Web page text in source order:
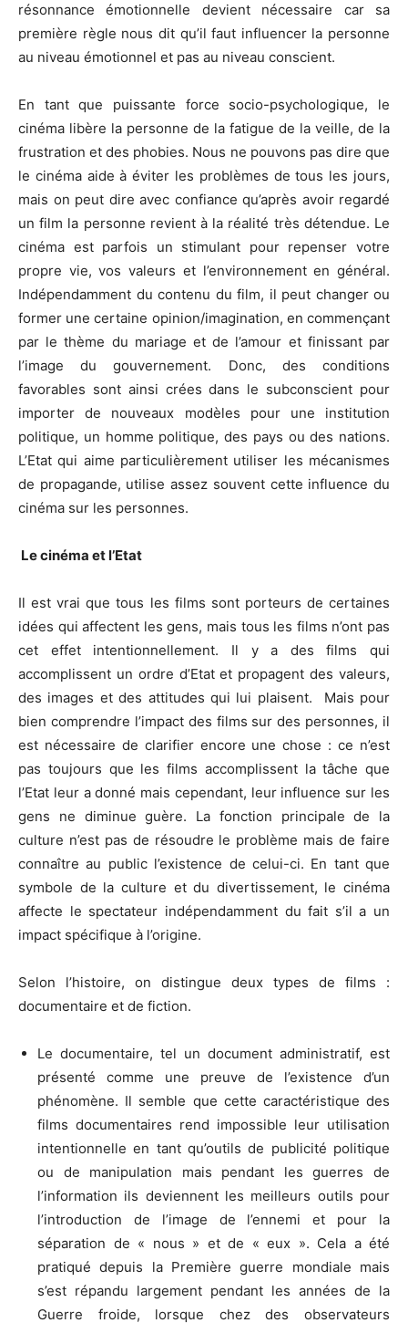
résonnance émotionnelle devient nécessaire car sa
première règle nous dit qu’il faut influencer la personne
au niveau émotionnel et pas au niveau conscient.
En tant que puissante force socio-psychologique, le
cinéma libère la personne de la fatigue de la veille, de la
frustration et des phobies. Nous ne pouvons pas dire que
le cinéma aide à éviter les problèmes de tous les jours,
mais on peut dire avec confiance qu’après avoir regardé
un film la personne revient à la réalité très détendue. Le
cinéma est parfois un stimulant pour repenser votre
propre vie, vos valeurs et l’environnement en général.
Indépendamment du contenu du film, il peut changer ou
former une certaine opinion/imagination, en commençant
par le thème du mariage et de l’amour et finissant par
l’image du gouvernement. Donc, des conditions
favorables sont ainsi crées dans le subconscient pour
importer de nouveaux modèles pour une institution
politique, un homme politique, des pays ou des nations.
L’Etat qui aime particulièrement utiliser les mécanismes
de propagande, utilise assez souvent cette influence du
cinéma sur les personnes.
Le cinéma et l’Etat
Il est vrai que tous les films sont porteurs de certaines
idées qui affectent les gens, mais tous les films n’ont pas
cet effet intentionnellement. Il y a des films qui
accomplissent un ordre d’Etat et propagent des valeurs,
des images et des attitudes qui lui plaisent. Mais pour
bien comprendre l’impact des films sur des personnes, il
est nécessaire de clarifier encore une chose : ce n’est
pas toujours que les films accomplissent la tâche que
l’Etat leur a donné mais cependant, leur influence sur les
gens ne diminue guère. La fonction principale de la
culture n’est pas de résoudre le problème mais de faire
connaître au public l’existence de celui-ci. En tant que
symbole de la culture et du divertissement, le cinéma
affecte le spectateur indépendamment du fait s’il a un
impact spécifique à l’origine.
Selon l’histoire, on distingue deux types de films :
documentaire et de fiction.
Le documentaire, tel un document administratif, est
présenté comme une preuve de l’existence d’un
phénomène. Il semble que cette caractéristique des
films documentaires rend impossible leur utilisation
intentionnelle en tant qu’outils de publicité politique
ou de manipulation mais pendant les guerres de
l’information ils deviennent les meilleurs outils pour
l’introduction de l’image de l’ennemi et pour la
séparation de « nous » et de « eux ». Cela a été
pratiqué depuis la Première guerre mondiale mais
s’est répandu largement pendant les années de la
Guerre froide, lorsque chez des observateurs